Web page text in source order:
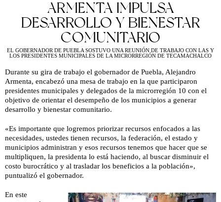
ARMENTA IMPULSA
DESARROLLO Y BIENESTAR
COMUNITARIO
EL GOBERNADOR DE PUEBLA SOSTUVO UNA REUNIÓN DE TRABAJO CON LAS Y
LOS PRESIDENTES MUNICIPALES DE LA MICRORREGIÓN DE TECAMACHALCO
Durante su gira de trabajo el gobernador de Puebla, Alejandro
Armenta, encabezó una mesa de trabajo en la que participaron
presidentes municipales y delegados de la microrregión 10 con el
objetivo de orientar el desempeño de los municipios a generar
desarrollo y bienestar comunitario.
«Es importante que logremos priorizar recursos enfocados a las
necesidades, ustedes tienen recursos, la federación, el estado y
municipios administran y esos recursos tenemos que hacer que se
multipliquen, la presidenta lo está haciendo, al buscar disminuir el
costo burocrático y al trasladar los beneficios a la población»,
puntualizó el gobernador.
En este